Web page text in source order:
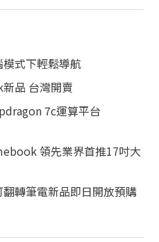
式下輕鬆導航
新品 台灣開賣
7c運算平台
領先業界首推17吋大
轉筆電新品即日開放預購